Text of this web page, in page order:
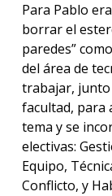
Para Pablo
borrar el
paredes”
del área de
trabajar, junto
facultad, para
tema y se
electivas:
Equipo,
Conflicto, y